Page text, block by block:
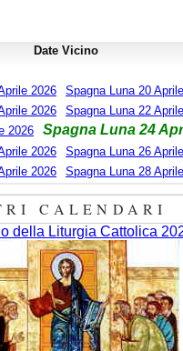
Date Vicino
2026
Spagna Luna 20
2026
Spagna Luna 22
2026
Spagna Luna 24
2026
Spagna Luna 26
2026
Spagna Luna 28
CALENDARI
della Liturgia Cattolica